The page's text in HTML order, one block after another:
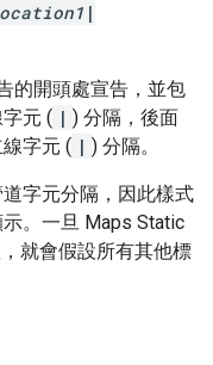
|
的開頭處宣告，並包
元 ( | ) 分隔，後面
字元 ( | ) 分隔。
字元分隔，因此樣式
。一旦 Maps Static
就會假設所有其他標